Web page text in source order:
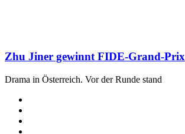
Zhu Jiner gewinnt FIDE-Grand-Prix
Drama in Österreich. Vor der Runde stand